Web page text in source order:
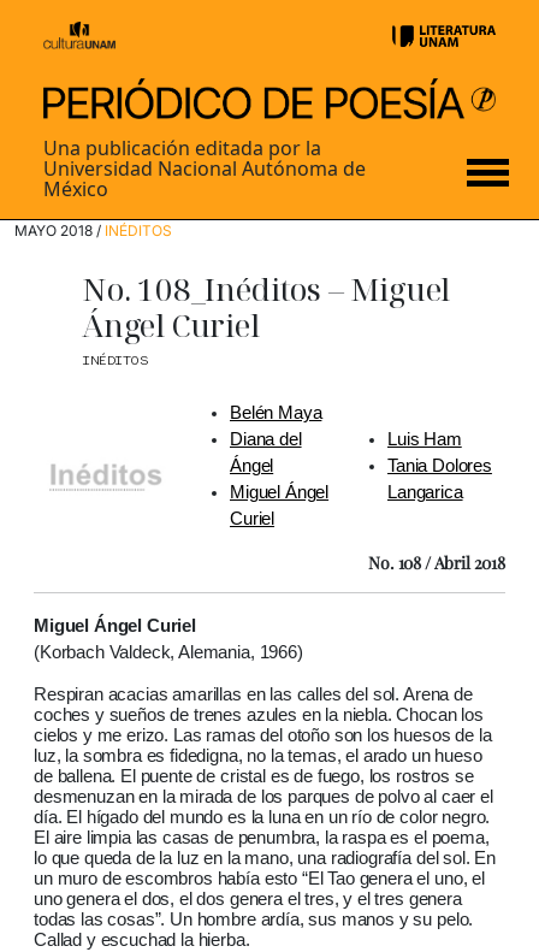
Una publicación editada por la
Universidad Nacional Autónoma de
México
MAYO 2018 / INÉDITOS
No. 108_Inéditos – Miguel
Ángel Curiel
INÉDITOS
Belén Maya
Diana del
Ángel
Miguel Ángel
Curiel
Luis Ham
Tania Dolores
Langarica
No. 108 / Abril 2018
Miguel Ángel Curiel
(Korbach Valdeck, Alemania, 1966)
Respiran acacias amarillas en las calles del sol. Arena de
coches y sueños de trenes azules en la niebla. Chocan los
cielos y me erizo. Las ramas del otoño son los huesos de la
luz, la sombra es fidedigna, no la temas, el arado un hueso
de ballena. El puente de cristal es de fuego, los rostros se
desmenuzan en la mirada de los parques de polvo al caer el
día. El hígado del mundo es la luna en un río de color negro.
El aire limpia las casas de penumbra, la raspa es el poema,
lo que queda de la luz en la mano, una radiografía del sol. En
un muro de escombros había esto “El Tao genera el uno, el
uno genera el dos, el dos genera el tres, y el tres genera
todas las cosas”. Un hombre ardía, sus manos y su pelo.
Callad y escuchad la hierba.